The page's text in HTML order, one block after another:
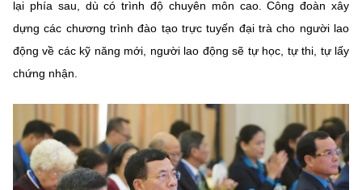
lại phía sau, dù có trình độ chuyên môn cao. Công đoàn xây
dựng các chương trình đào tạo trực tuyến đại trà cho người lao
động về các kỹ năng mới, người lao động sẽ tự học, tự thi, tự lấy
chứng nhận.